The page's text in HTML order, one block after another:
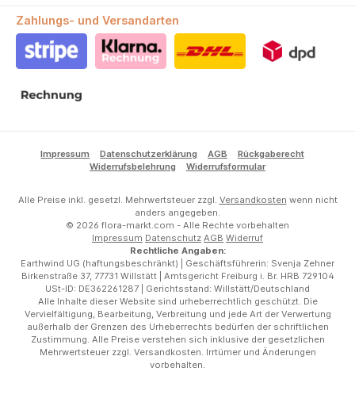
Zahlungs- und Versandarten
Impressum Datenschutzerklärung AGB
Rückgaberecht
Widerrufsbelehrung
Widerrufsformular
Alle Preise inkl. gesetzl. Mehrwertsteuer zzgl. Versandkosten wenn nicht
anders angegeben.
© 2026 flora-markt.com - Alle Rechte vorbehalten
Impressum Datenschutz AGB Widerruf
Rechtliche Angaben:
Earthwind UG (haftungsbeschränkt) | Geschäftsführerin: Svenja Zehner
Birkenstraße 37, 77731 Willstätt | Amtsgericht Freiburg i. Br. HRB 729104
USt-ID: DE362261287 | Gerichtsstand: Willstätt/Deutschland
Alle Inhalte dieser Website sind urheberrechtlich geschützt. Die
Vervielfältigung, Bearbeitung, Verbreitung und jede Art der Verwertung
außerhalb der Grenzen des Urheberrechts bedürfen der schriftlichen
Zustimmung. Alle Preise verstehen sich inklusive der gesetzlichen
Mehrwertsteuer zzgl. Versandkosten. Irrtümer und Änderungen
vorbehalten.